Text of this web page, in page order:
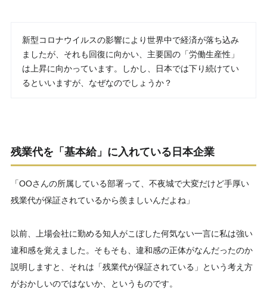
新型コロナウイルスの影響により世界中で経済が落ち込み
ましたが、それも回復に向かい、主要国の「労働生産性」
は上昇に向かっています。しかし、日本では下り続けてい
るといいますが、なぜなのでしょうか？
残業代を「基本給」に入れている日本企業
「OOさんの所属している部署って、不夜城で大変だけど手厚い
残業代が保証されているから羨ましいんだよね」
以前、上場会社に勤める知人がこぼした何気ない一言に私は強い
違和感を覚えました。そもそも、違和感の正体がなんだったのか
説明しますと、それは「残業代が保証されている」という考え方
がおかしいのではないか、というものです。